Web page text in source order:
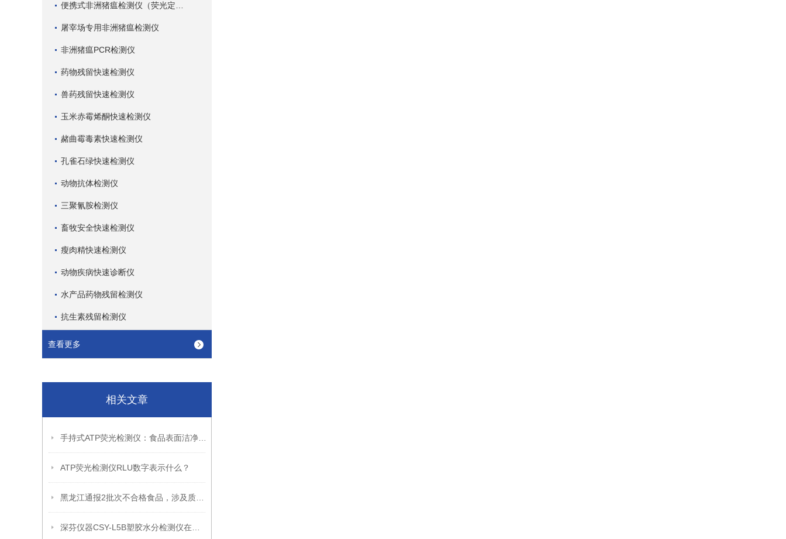
屠宰场专用非洲猪瘟检测仪
非洲猪瘟PCR检测仪
药物残留快速检测仪
兽药残留快速检测仪
玉米赤霉烯酮快速检测仪
赭曲霉毒素快速检测仪
孔雀石绿快速检测仪
动物抗体检测仪
三聚氰胺检测仪
畜牧安全快速检测仪
瘦肉精快速检测仪
动物疾病快速诊断仪
水产品药物残留检测仪
抗生素残留检测仪
查看更多
相关文章
ATP荧光检测仪RLU数字表示什么？